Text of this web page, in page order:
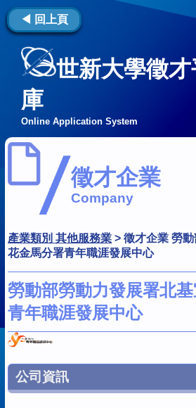
◀ 回上頁
世新大學徵
庫
Online Application System
徵才企業
Company
產業類別 其他服務業 >徵才企業 勞
花金馬分署青年職涯發展中心
勞動部勞動力發展署北
青年職涯發展中心
公司資訊